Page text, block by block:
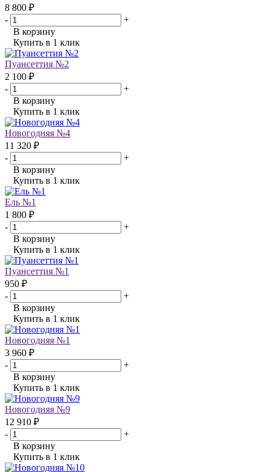
8 800 ₽
-
+
В корзину
Купить в 1 клик
Пуансеттия №2
2 100 ₽
-
+
В корзину
Купить в 1 клик
Новогодняя №4
11 320 ₽
-
+
В корзину
Купить в 1 клик
Ель №1
1 800 ₽
-
+
В корзину
Купить в 1 клик
Пуансеттия №1
950 ₽
-
+
В корзину
Купить в 1 клик
Новогодняя №1
3 960 ₽
-
+
В корзину
Купить в 1 клик
Новогодняя №9
12 910 ₽
-
+
В корзину
Купить в 1 клик